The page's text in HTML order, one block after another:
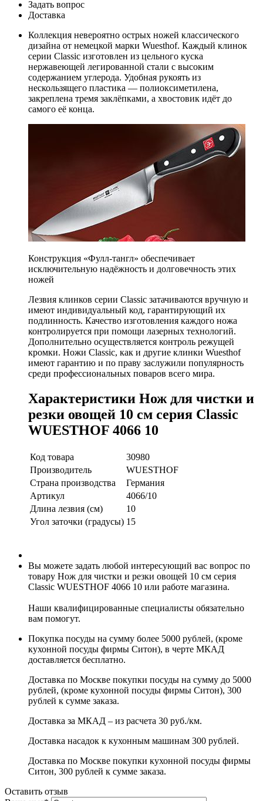
Задать вопрос
Доставка
Коллекция невероятно острых ножей классического
дизайна от немецкой марки Wuesthof. Каждый клинок
серии Classic изготовлен из цельного куска
нержавеющей легированной стали с высоким
содержанием углерода. Удобная рукоять из
нескользящего пластика — полиоксиметилена,
закреплена тремя заклёпками, а хвостовик идёт до
самого её конца.
Конструкция «Фулл-тангл» обеспечивает
исключительную надёжность и долговечность этих
ножей
Лезвия клинков серии Classic затачиваются вручную и
имеют индивидуальный код, гарантирующий их
подлинность. Качество изготовления каждого ножа
контролируется при помощи лазерных технологий.
Дополнительно осуществляется контроль режущей
кромки. Ножи Classic, как и другие клинки Wuesthof
имеют гарантию и по праву заслужили популярность
среди профессиональных поваров всего мира.
Характеристики Нож для чистки и
резки овощей 10 см серия Classic
WUESTHOF 4066 10
Код товара
30980
Производитель
WUESTHOF
Страна производства
Германия
Артикул
4066/10
Длина лезвия (см)
10
Угол заточки (градусы) 15
Вы можете задать любой интересующий вас вопрос по
товару Нож для чистки и резки овощей 10 см серия
Classic WUESTHOF 4066 10 или работе магазина.
Наши квалифицированные специалисты обязательно
вам помогут.
Покупка посуды на сумму более 5000 рублей, (кроме
кухонной посуды фирмы Ситон), в черте МКАД
доставляется бесплатно.
Доставка по Москве покупки посуды на сумму до 5000
рублей, (кроме кухонной посуды фирмы Ситон), 300
рублей к сумме заказа.
Доставка за МКАД – из расчета 30 руб./км.
Доставка насадок к кухонным машинам 300 рублей.
Доставка по Москве покупки кухонной посуды фирмы
Ситон, 300 рублей к сумме заказа.
Оставить отзыв